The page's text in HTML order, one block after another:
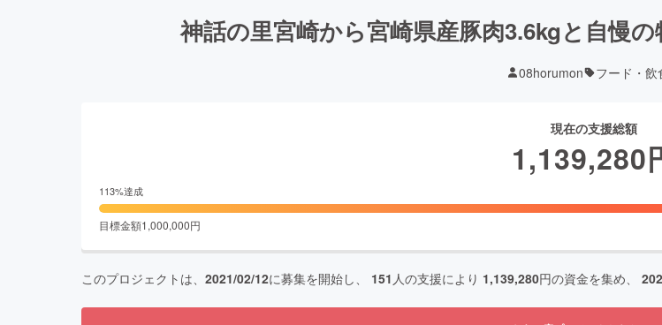
神話の里宮崎から宮崎県産豚肉3.6kgと自慢
08horumon フード・飲
現在の支援総額
1,139,280
113%達成
目標金額1,000,000円
このプロジェクトは、 2021/02/12に募集を開始し、 151 人の支援により 1,139,280円の資金を集め、